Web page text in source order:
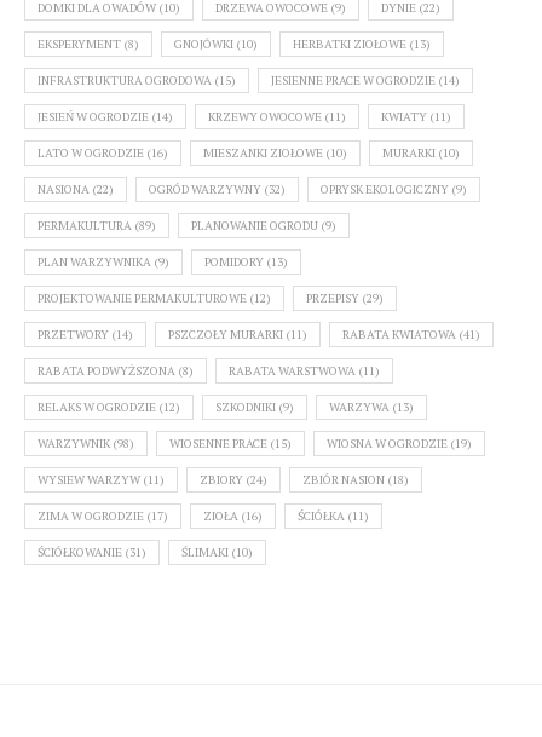
DOMKI DLA OWADÓW (10) DRZEWA OWOCOWE (9) DYNIE (22)
EKSPERYMENT (8) GNOJÓWKI (10) HERBATKI ZIOŁOWE (13)
INFRASTRUKTURA OGRODOWA (15) JESIENNE PRACE W OGRODZIE (14)
JESIEŃ W OGRODZIE (14) KRZEWY OWOCOWE (11) KWIATY (11)
LATO W OGRODZIE (16) MIESZANKI ZIOŁOWE (10) MURARKI (10)
NASIONA (22) OGRÓD WARZYWNY (32) OPRYSK EKOLOGICZNY (9)
PERMAKULTURA (89) PLANOWANIE OGRODU (9)
PLAN WARZYWNIKA (9) POMIDORY (13)
PROJEKTOWANIE PERMAKULTUROWE (12) PRZEPISY (29)
PRZETWORY (14) PSZCZOŁY MURARKI (11) RABATA KWIATOWA (41)
RABATA PODWYŻSZONA (8) RABATA WARSTWOWA (11)
RELAKS W OGRODZIE (12) SZKODNIKI (9) WARZYWA (13)
WARZYWNIK (98) WIOSENNE PRACE (15) WIOSNA W OGRODZIE (19)
WYSIEW WARZYW (11) ZBIORY (24) ZBIÓR NASION (18)
ZIMA W OGRODZIE (17) ZIOŁA (16) ŚCIÓŁKA (11)
ŚCIÓŁKOWANIE (31) ŚLIMAKI (10)